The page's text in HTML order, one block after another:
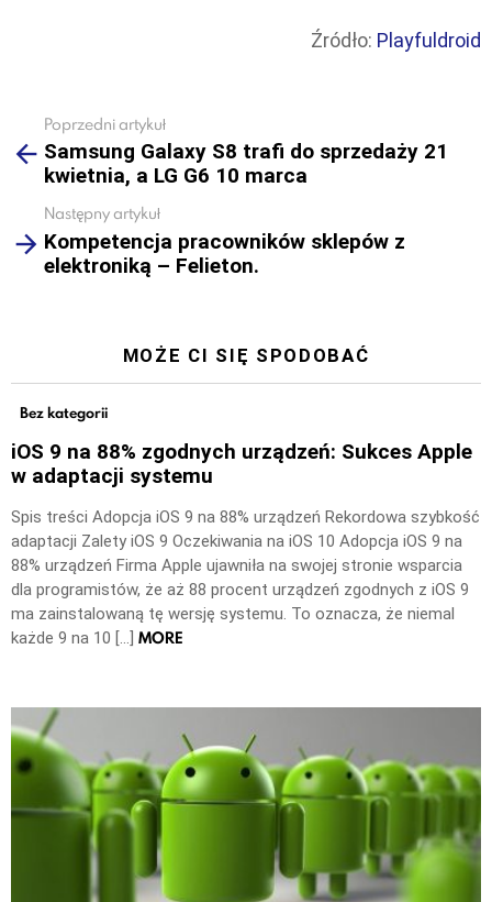
Źródło: Playfuldroid
more
Poprzedni artykuł
Samsung Galaxy S8 trafi do sprzedaży 21
kwietnia, a LG G6 10 marca
Następny artykuł
Kompetencja pracowników sklepów z
elektroniką – Felieton.
MOŻE CI SIĘ SPODOBAĆ
Bez kategorii
iOS 9 na 88% zgodnych urządzeń: Sukces Apple
w adaptacji systemu
Spis treści Adopcja iOS 9 na 88% urządzeń Rekordowa szybkość
adaptacji Zalety iOS 9 Oczekiwania na iOS 10 Adopcja iOS 9 na
88% urządzeń Firma Apple ujawniła na swojej stronie wsparcia
dla programistów, że aż 88 procent urządzeń zgodnych z iOS 9
ma zainstalowaną tę wersję systemu. To oznacza, że niemal
każde 9 na 10 […] MORE